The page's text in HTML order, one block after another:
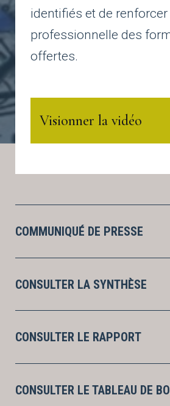
identifiés et de renforcer
professionnelle des
offertes.
Visionner la vidéo
COMMUNIQUÉ DE PRESSE
CONSULTER LA SYNTHÈSE
CONSULTER LE RAPPORT
CONSULTER LE TABLEAU DE